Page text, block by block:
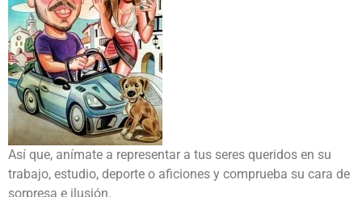
Así que, anímate a representar a tus seres queridos en su
trabajo, estudio, deporte o aficiones y comprueba su cara de
sorpresa e ilusión.